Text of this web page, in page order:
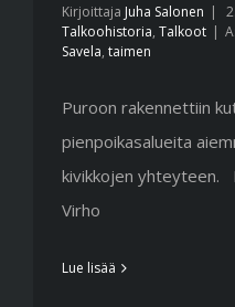
Kirjoittaja Juha Salonen |
Talkoohistoria, Talkoot |
Savela, taimen
Puroon rakennettiin
pienpoikasalueita
kivikkojen yhteyteen.
Virho
Lue lisää